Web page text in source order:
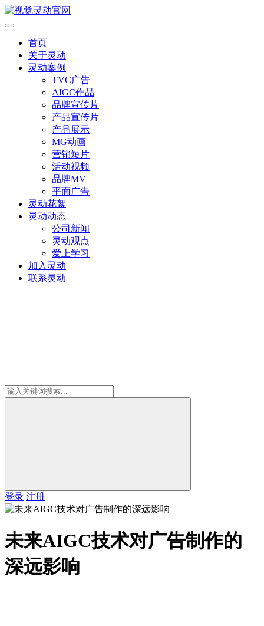
首页
关于灵动
灵动案例
TVC广告
AIGC作品
品牌宣传片
产品宣传片
产品展示
MG动画
营销短片
活动视频
品牌MV
平面广告
灵动花絮
灵动动态
公司新闻
灵动观点
爱上学习
加入灵动
联系灵动
登录 注册
未来AIGC技术对广告制作的
深远影响